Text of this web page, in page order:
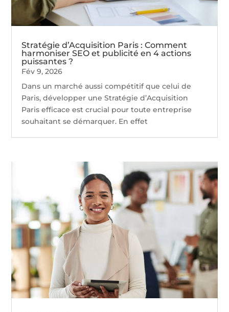
Stratégie d’Acquisition Paris : Comment
harmoniser SEO et publicité en 4 actions
puissantes ?
Fév 9, 2026
Dans un marché aussi compétitif que celui de
Paris, développer une Stratégie d’Acquisition
Paris efficace est crucial pour toute entreprise
souhaitant se démarquer. En effet